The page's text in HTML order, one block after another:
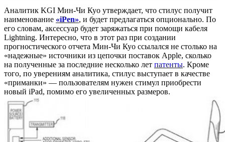
Аналитик KGI Мин-Чи Куо утверждает, что стилус получит
наименование «iPen», и будет предлагаться опционально. По
его словам, аксессуар будет заряжаться при помощи кабеля
Lightning. Интересно, что в этот раз при создании
прогностического отчета Мин-Чи Куо ссылался не столько на
«надежные» источники из цепочки поставок Apple, сколько
на полученные за последние несколько лет патенты. Кроме
того, по уверениям аналитика, стилус выступает в качестве
«приманки» — пользователям нужен стимул приобрести
новый iPad, помимо его увеличенных размеров.